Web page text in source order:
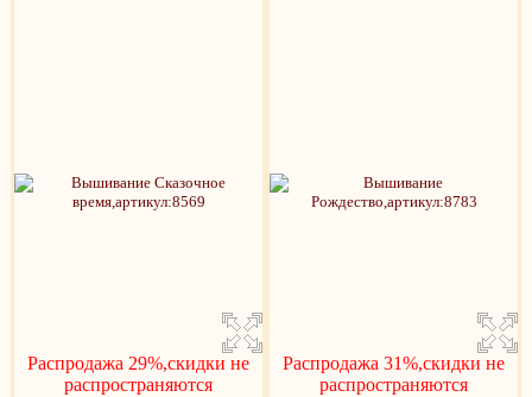
Распродажа 29%,скидки не
распространяются
Распродажа 31%,скидки не
распространяются